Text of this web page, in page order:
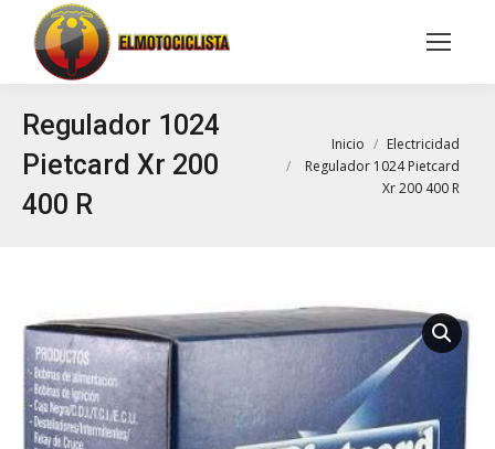
Buscar:
Regulador 1024
Pietcard Xr 200
400 R
Estás aquí:Inicio
Electricidad
Regulador 1024 Pietcard
Xr 200 400 R